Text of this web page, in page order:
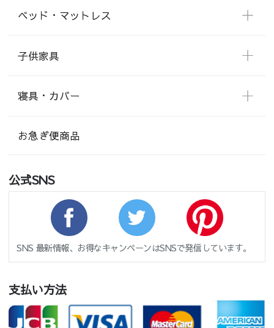
ベッド・マットレス
子供家具
寝具・カバー
お急ぎ便商品
公式SNS
SNS 最新情報、お得なキャンペーンはSNSで発信しています。
支払い方法